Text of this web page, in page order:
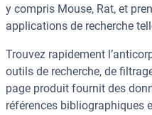
y compris Mouse, Rat, et
applications de recherche
Trouvez rapidement
outils de recherche, de
page produit fournit des
références bibliographiques